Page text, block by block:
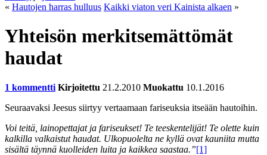
« Hautojen harras hulluus Kaikki viaton veri Kainista alkaen »
Yhteisön merkitsemättömät
haudat
1 kommentti Kirjoitettu 21.2.2010 Muokattu 10.1.2016
Seuraavaksi Jeesus siirtyy vertaamaan fariseuksia itseään hautoihin.
Voi teitä, lainopettajat ja fariseukset! Te teeskentelijät! Te olette kuin
kalkilla valkaistut haudat. Ulkopuolelta ne kyllä ovat kauniita mutta
sisältä täynnä kuolleiden luita ja kaikkea saastaa.”[1]